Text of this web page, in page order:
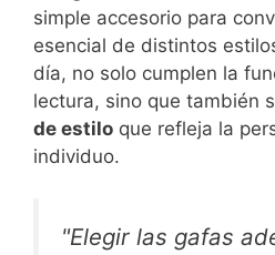
simple accesorio para
esencial de distintos
día, no solo cumplen la
lectura, sino que también
de estilo que refleja la
individuo.
"Elegir las gafas